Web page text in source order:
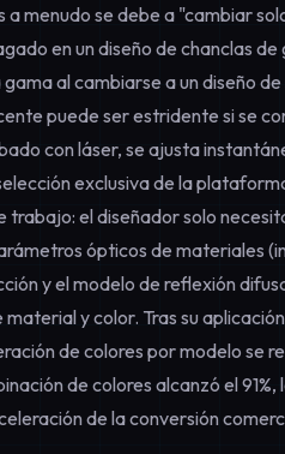
menudo se debe a "cambiar
en un diseño de chanclas
al cambiarse a un diseño
puede ser estridente si se
con láser, se ajusta
exclusiva de la
el diseñador solo
ópticos de materiales
y el modelo de reflexión
y color. Tras su
de colores por modelo se
de colores alcanzó el
de la conversión